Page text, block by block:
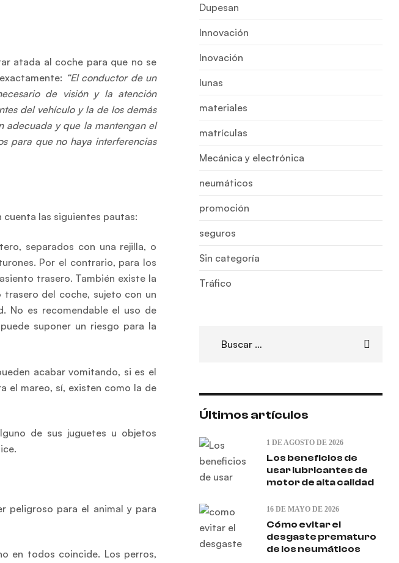
atada al coche para que no se
“El conductor de un
de visión y la atención
del vehículo y la de los demás
adecuada y que la mantengan el
para que no haya interferencias
las siguientes pautas:
separados con una rejilla, o
Por el contrario, para los
trasero. También existe la
del coche, sujeto con un
No es recomendable el uso de
suponer un riesgo para la
acabar vomitando, si es el
el mareo, sí, existen como la de
de sus juguetes u objetos
peligroso para el animal y para
en todos coincide. Los perros,
Dupesan
Innovación
Inovación
lunas
materiales
matrículas
Mecánica y electrónica
neumáticos
promoción
seguros
Sin categoría
Tráfico
Últimos artículos
Los beneficios de
usar lubricantes de
motor de alta calidad
1 DE AGOSTO DE 2026
Cómo evitar el
desgaste prematuro
de los neumáticos
16 DE MAYO DE 2026